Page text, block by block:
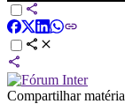
Compartilhar matéria